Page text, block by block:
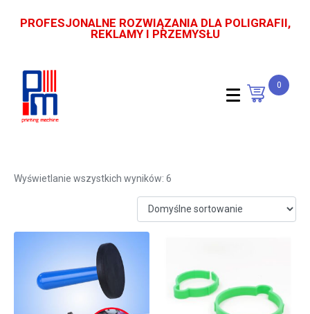
PROFESJONALNE ROZWIĄZANIA DLA POLIGRAFII,
REKLAMY I PRZEMYSŁU
0
Wyświetlanie wszystkich wyników: 6